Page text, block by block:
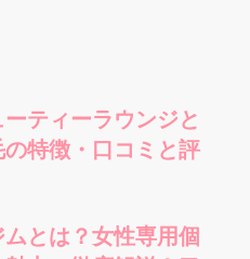
ティーラウンジと
特徴・口コミと評
とは？女性専用個